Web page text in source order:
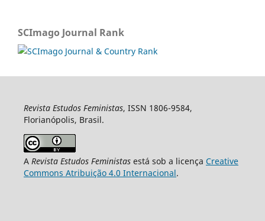
SCImago Journal Rank
Revista Estudos Feministas, ISSN 1806-9584,
Florianópolis, Brasil.
A Revista Estudos Feministasestá sob a licença Creative
Commons Atribuição 4.0 Internacional.